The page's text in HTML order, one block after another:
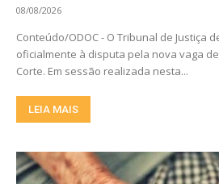
08/08/2026
Conteúdo/ODOC - O Tribunal de Justiça
oficialmente à disputa pela nova vaga
Corte. Em sessão realizada nesta...
LEIA MAIS